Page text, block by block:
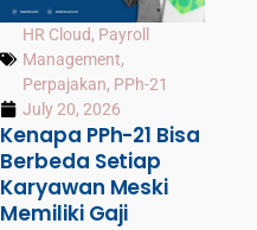
HR Cloud, Payroll
Management,
Perpajakan, PPh-21
July 20, 2026
Kenapa PPh-21 Bisa
Berbeda Setiap
Karyawan Meski
Memiliki Gaji